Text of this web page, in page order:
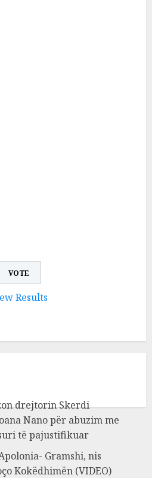
Results
drejtorin Skerdi
Nano për abuzim me
të pajustifikuar
Gramshi, nis
Kokëdhimën (VIDEO)